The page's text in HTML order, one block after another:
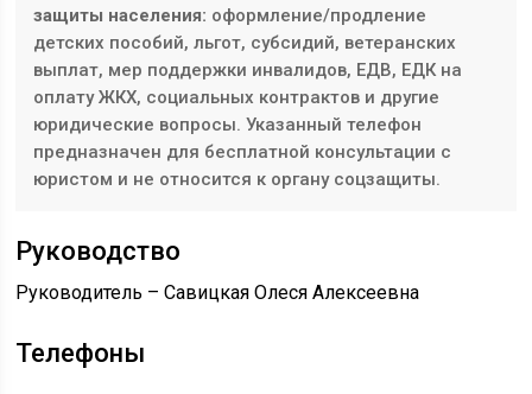
защиты населения: оформление/продление
детских пособий, льгот, субсидий, ветеранских
выплат, мер поддержки инвалидов, ЕДВ, ЕДК на
оплату ЖКХ, социальных контрактов и другие
юридические вопросы. Указанный телефон
предназначен для бесплатной консультации с
юристом и не относится к органу соцзащиты.
Руководство
Руководитель – Савицкая Олеся Алексеевна
Телефоны